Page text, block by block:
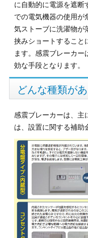
に自動的に電源を遮断
での電気機器の使用が
気ストーブに洗濯物が
挟みショートすること
ます。感震ブレーカ
効な手段となります。
どんな種類が
感震ブレーカーは、主
は、設置に関する補助